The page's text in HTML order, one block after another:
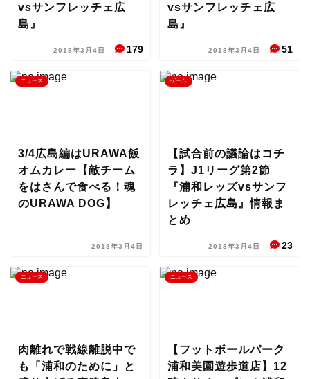
vsサンフレッチェ広
島』
2018年3月4日 179
vsサンフレッチェ広
島』
2018年3月4日 51
ニュース
3/4広島編はURAWA飯
オムカレー【敵チーム
をはさんで食べる！魂
のURAWA DOG】
2018年3月4日
ゲーム
【試合前の議論はコチ
ラ】J1リーグ第2節
『浦和レッズvsサンフ
レッチェ広島』情報ま
とめ
2018年3月4日 23
ニュース
肉離れで戦線離脱中で
も「浦和のために」と
ニュース
【フットボールパーク
浦和美園遊歩道店】12